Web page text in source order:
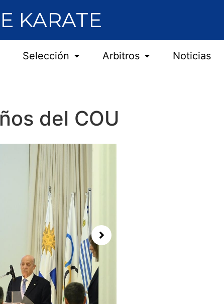
KARATE
Selección Arbitros Noticias
del COU